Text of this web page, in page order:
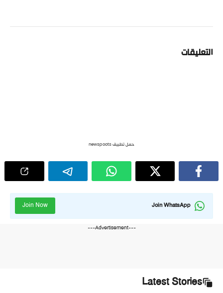
التعليقات
حمل تطبيق newspoots
Join WhatsApp
Join Now
---Advertisement---
Latest Stories